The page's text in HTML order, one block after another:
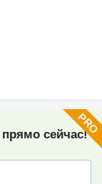
прямо сейчас!